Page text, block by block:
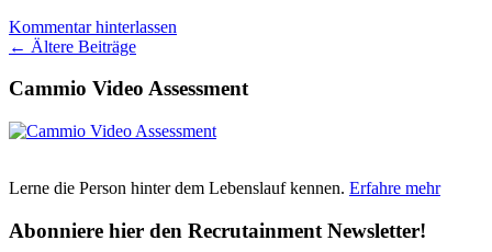
Studie
Azubi-
Trends
Online-
Assessment
Teststrecke“
der
Kommentar hinterlassen
Beitragsnavigation
← Ältere Beiträge
Cammio Video Assessment
Lerne die Person hinter dem Lebenslauf kennen. Erfahre mehr
Abonniere hier den Recrutainment Newsletter!